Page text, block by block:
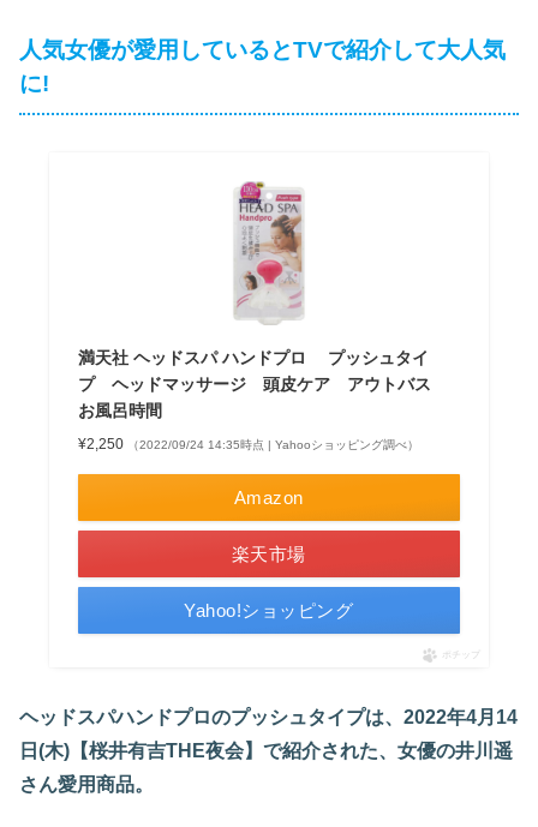
人気女優が愛用しているとTVで紹介して大人気
に!
満天社 ヘッドスパ ハンドプロ プッシュタイ
プ ヘッドマッサージ 頭皮ケア アウトバス
お風呂時間
¥2,250 （2022/09/24 14:35時点 | Yahooショッピング調べ）
Amazon
楽天市場
Yahoo!ショッピング
ポチップ
ヘッドスパハンドプロのプッシュタイプは、2022年4月14
日(木)【桜井有吉THE夜会】で紹介された、女優の井川遥
さん愛用商品。